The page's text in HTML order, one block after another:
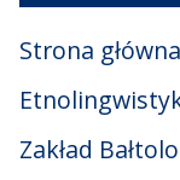
Strona
Zakład